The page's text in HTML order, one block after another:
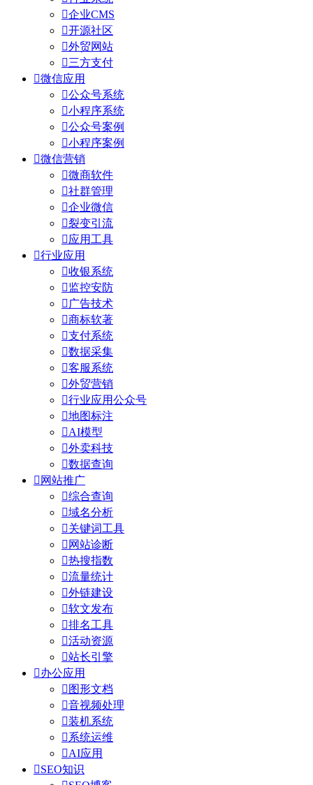
企业CMS
开源社区
外贸网站
三方支付
微信应用
公众号系统
小程序系统
公众号案例
小程序案例
微信营销
微商软件
社群管理
企业微信
裂变引流
应用工具
行业应用
收银系统
监控安防
 广告技术
商标软著
支付系统
数据采集
客服系统
外贸营销
行业应用公众号
地图标注
AI模型
外卖科技
数据查询
 网站推广
综合查询
域名分析
关键词工具
 网站诊断
热搜指数
流量统计
外链建设
软文发布
排名工具
活动资源
站长引擎
办公应用
 图形文档
音视频处理
装机系统
系统运维
AI应用
SEO知识